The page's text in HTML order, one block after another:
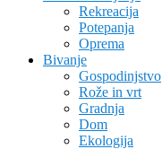
Rekreacija
Potepanja
Oprema
Bivanje
Gospodinjstvo
Rože in vrt
Gradnja
Dom
Ekologija